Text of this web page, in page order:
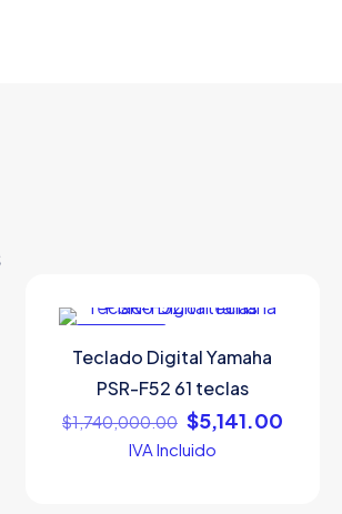
Teclado Digital Yamaha
PSR-F52 61 teclas
$1,740,000.00 Original
price
$5,141.00Current
IVA Incluido